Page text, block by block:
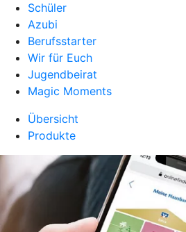
Schüler
Azubi
Berufsstarter
Wir für Euch
Jugendbeirat
Magic Moments
Übersicht
Produkte